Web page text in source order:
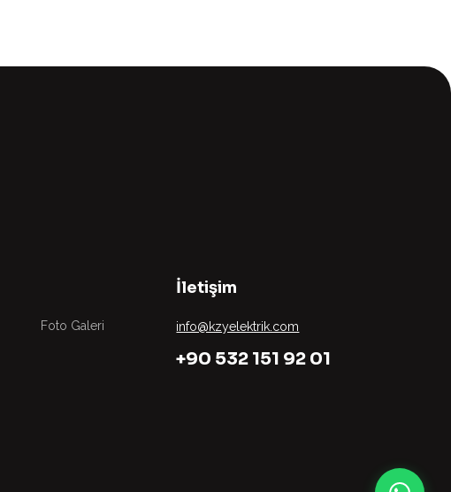
Foto Galeri
İletişim
+90 532 151 92 01
info@kzyelektrik.com